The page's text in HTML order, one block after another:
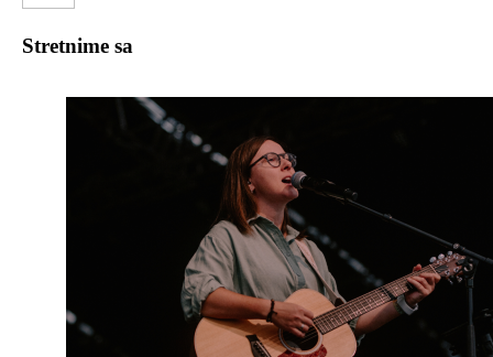
Stretnime sa